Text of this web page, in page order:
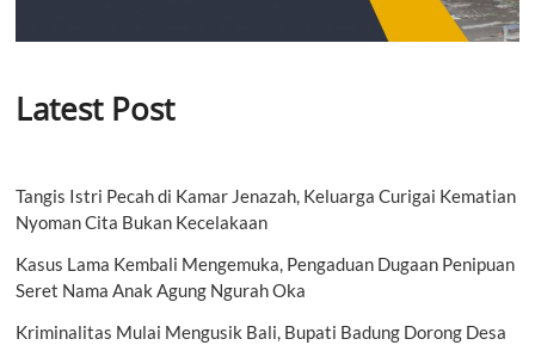
Latest Post
Tangis Istri Pecah di Kamar Jenazah, Keluarga Curigai Kematian
Nyoman Cita Bukan Kecelakaan
Kasus Lama Kembali Mengemuka, Pengaduan Dugaan Penipuan
Seret Nama Anak Agung Ngurah Oka
Kriminalitas Mulai Mengusik Bali, Bupati Badung Dorong Desa